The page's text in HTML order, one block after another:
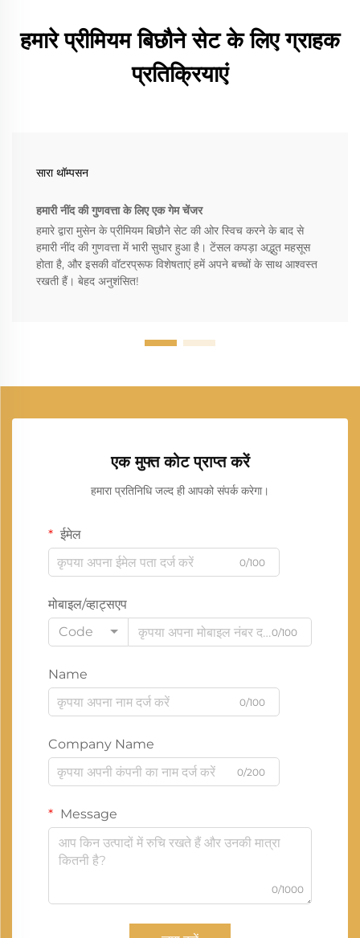
हमारे प्रीमियम बिछौने सेट के लिए ग्राहक
प्रतिक्रियाएं
सारा थॉम्पसन
हमारी नींद की गुणवत्ता के लिए एक गेम चेंजर
हमारे द्वारा मुसेन के प्रीमियम बिछौने सेट की ओर स्विच करने के बाद से
हमारी नींद की गुणवत्ता में भारी सुधार हुआ है। टेंसल कपड़ा अद्भुत महसूस
होता है, और इसकी वॉटरप्रूफ विशेषताएं हमें अपने बच्चों के साथ आश्वस्त
रखती हैं। बेहद अनुशंसित!
एक मुफ्त कोट प्राप्त करें
हमारा प्रतिनिधि जल्द ही आपको संपर्क करेगा।
ईमेल
0/100
मोबाइल/व्हाट्सएप
Code
0/100
Name
0/100
Company Name
0/200
Message
0/1000